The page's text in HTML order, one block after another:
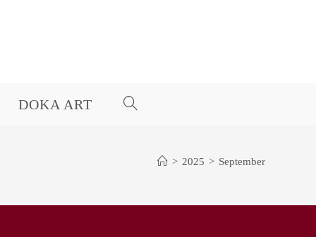
DOKA ART WEBSITE-
> 2025 > September